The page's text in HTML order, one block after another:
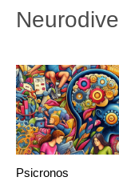
Psicronos